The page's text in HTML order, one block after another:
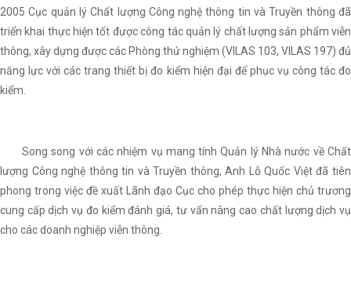
2005 Cục quản lý Chất lượng Công nghệ thông tin và Truyền thông đã
triển khai thực hiện tốt được công tác quản lý chất lượng sản phẩm viễn
thông, xây dựng được các Phòng thử nghiệm (VILAS 103, VILAS 197) đủ
năng lực với các trang thiết bị đo kiểm hiện đại để phục vụ công tác đo
kiểm.
Song song với các nhiệm vụ mang tính Quản lý Nhà nước về Chất
lượng Công nghệ thông tin và Truyền thông, Anh Lỗ Quốc Việt đã tiên
phong trong việc đề xuất Lãnh đạo Cục cho phép thực hiện chủ trương
cung cấp dịch vụ đo kiểm đánh giá, tư vấn nâng cao chất lượng dịch vụ
cho các doanh nghiệp viễn thông.